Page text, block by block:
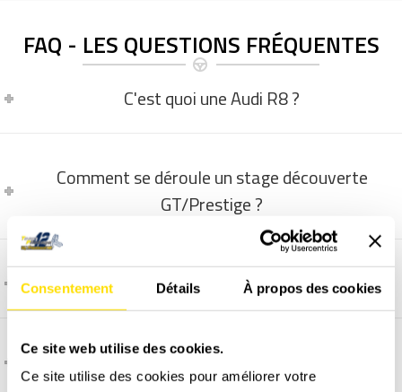
Consentement Détails À propos des cookies
Ce site web utilise des cookies.
Ce site utilise des cookies pour améliorer votre
FAQ - LES QUESTIONS FRÉQUENTES
C'est quoi une Audi R8 ?
Comment se déroule un stage découverte
GT/Prestige ?
La vidéo embarquée, comment ça marche ?
Comment et quand programmer un stage ?